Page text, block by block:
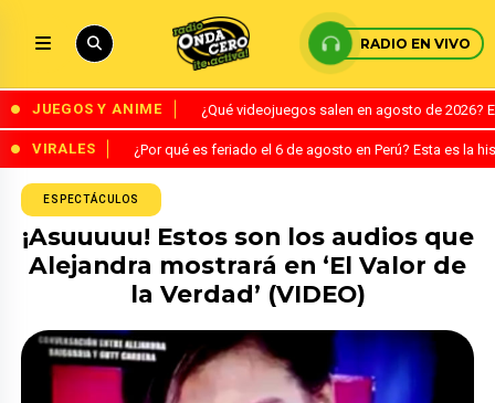
RADIO EN VIVO
JUEGOS Y ANIME ¿Qué videojuegos salen en agosto de
VIRALES ¿Por qué es feriado el 6 de agosto en Perú? Esta es la
ESPECTÁCULOS
¡Asuuuuu! Estos son los audios que
Alejandra mostrará en ‘El Valor de
la Verdad’ (VIDEO)